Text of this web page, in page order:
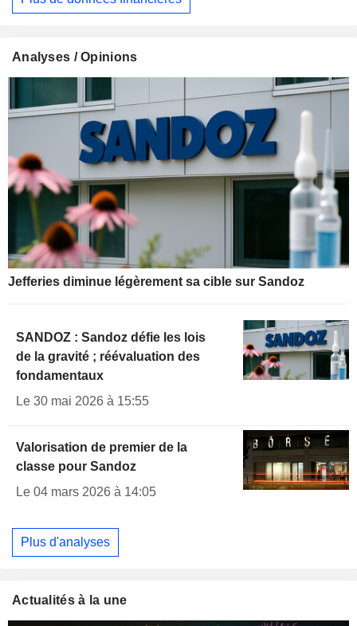
Analyses / Opinions
Jefferies diminue légèrement sa cible sur Sandoz
SANDOZ : Sandoz défie les lois
de la gravité ; réévaluation des
fondamentaux
Le 30 mai 2026 à 15:55
Valorisation de premier de la
classe pour Sandoz
Le 04 mars 2026 à 14:05
Plus d'analyses
Actualités à la une